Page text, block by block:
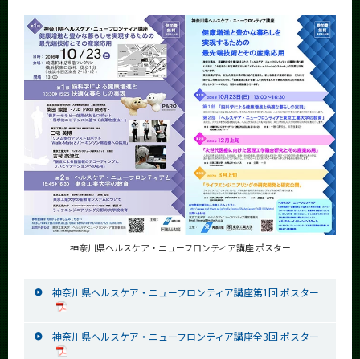
神奈川県ヘルスケア・ニューフロンティア講座 ポスター
神奈川県ヘルスケア・ニューフロンティア講座第1回 ポスター
神奈川県ヘルスケア・ニューフロンティア講座全3回 ポスター